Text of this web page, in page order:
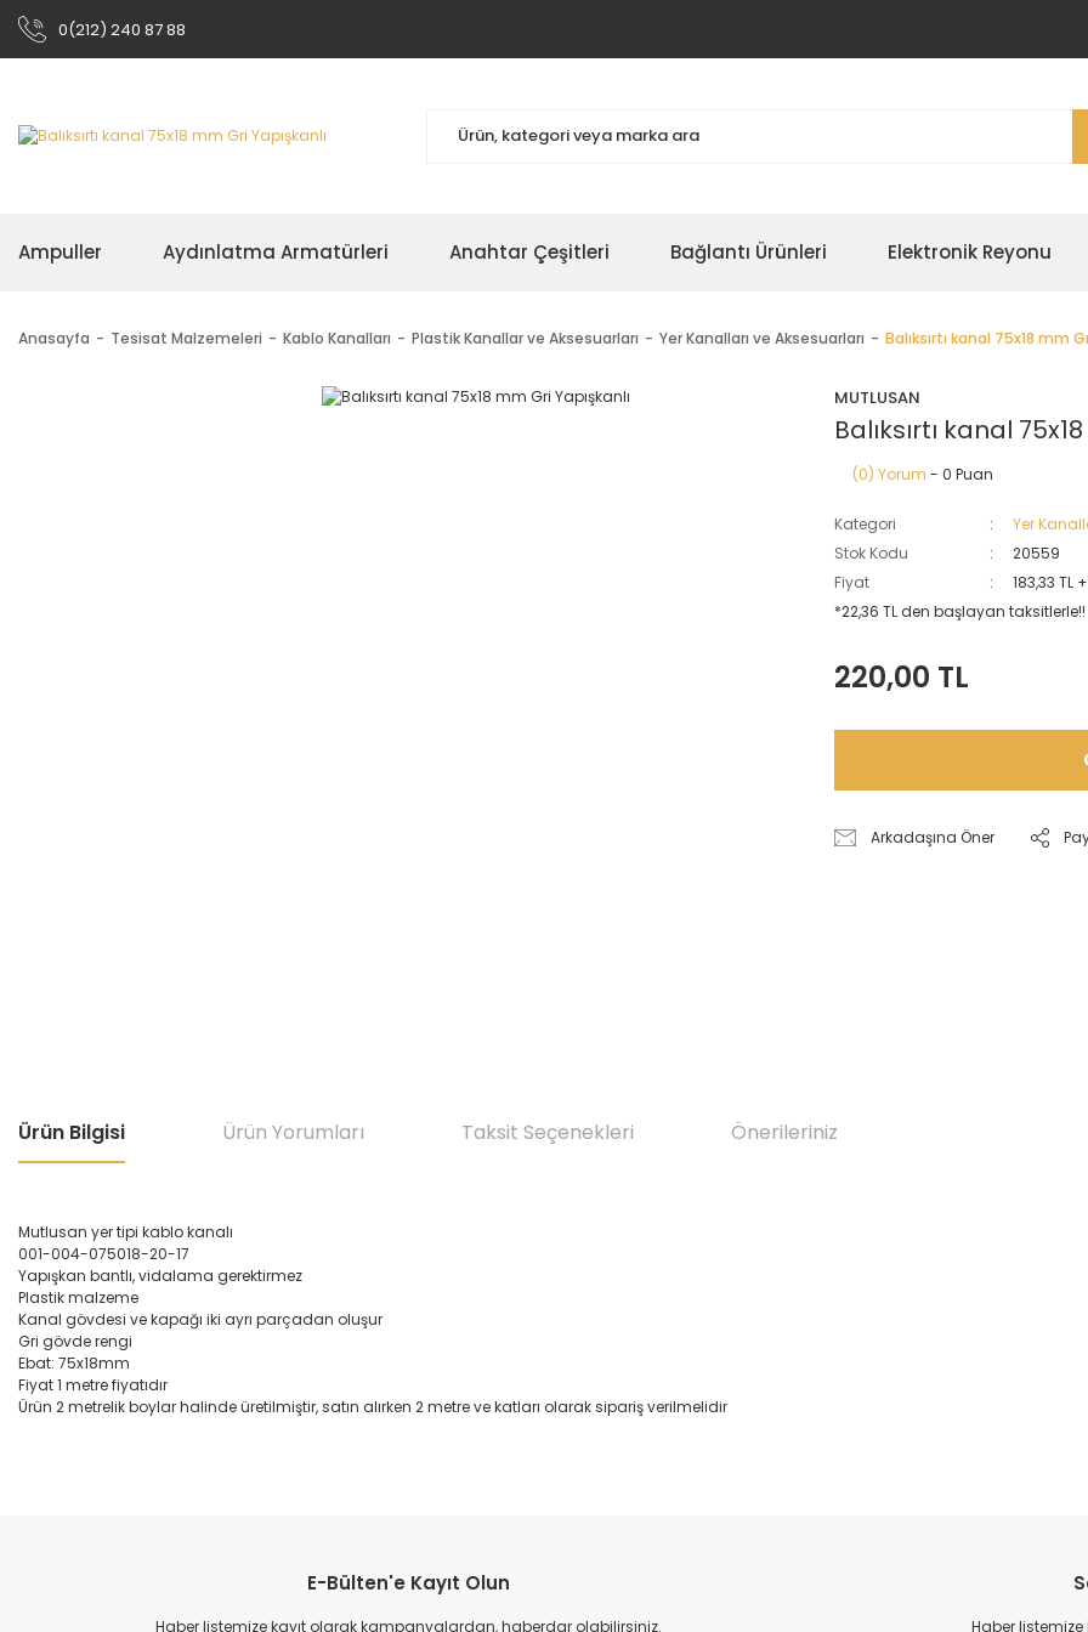
0(212) 240 87 88
Ampuller Aydınlatma Armatürleri Anahtar Çeşitleri Bağlantı Ürünleri Elektronik Reyonu
Anasayfa Tesisat Malzemeleri Kablo Kanalları Plastik Kanallar ve Aksesuarları Yer Kanalları ve Aksesuarları Balıksırtı kanal 75x18 mm
MUTLUSAN
Balıksırtı kanal
(0) Yorum - 0 Puan
Kategori
Yer
Stok Kodu
20559
Fiyat
183,33 TL
*22,36 TL den başlayan taksitlerle!!
220,00 TL
Arkadaşına Öner
Ürün Bilgisi Ürün Yorumları Taksit Seçenekleri Önerileriniz
Mutlusan yer tipi kablo kanalı
001-004-075018-20-17
Yapışkan bantlı, vidalama gerektirmez
Plastik malzeme
Kanal gövdesi ve kapağı iki ayrı parçadan oluşur
Gri gövde rengi
Ebat: 75x18mm
Fiyat 1 metre fiyatıdır
Ürün 2 metrelik boylar halinde üretilmiştir, satın alırken 2 metre ve katları olarak sipariş verilmelidir
Ürün resmi kalitesiz, bozuk veya görüntülenemiyor.
Ürün açıklamasında eksik bilgiler bulunuyor.
E-Bülten'e Kayıt Olun
Haber listemize kayıt olarak kampanyalardan, haberdar olabilirsiniz. Haber